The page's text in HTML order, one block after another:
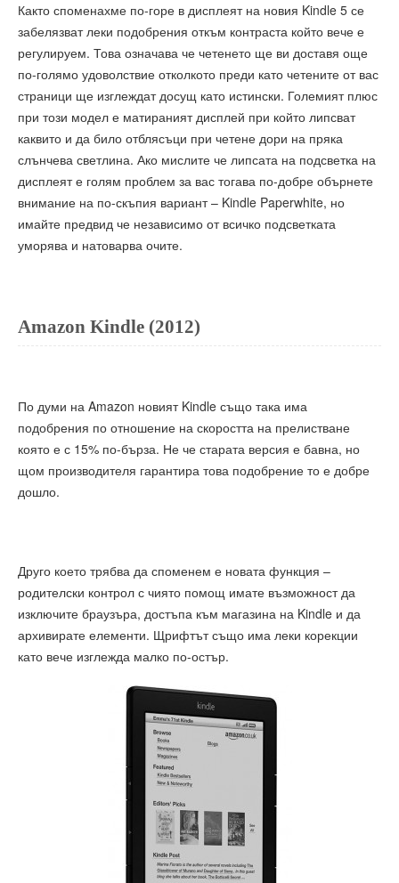
Както споменахме по-горе в дисплеят на новия Kindle 5 се
забелязват леки подобрения откъм контраста който вече е
регулируем. Това означава че четенето ще ви доставя още
по-голямо удоволствие отколкото преди като четените от вас
страници ще изглеждат досущ като истински. Големият плюс
при този модел е матираният дисплей при който липсват
каквито и да било отблясъци при четене дори на пряка
слънчева светлина. Ако мислите че липсата на подсветка на
дисплеят е голям проблем за вас тогава по-добре обърнете
внимание на по-скъпия вариант – Kindle Paperwhite, но
имайте предвид че независимо от всичко подсветката
уморява и натоварва очите.
Amazon Kindle (2012)
По думи на Amazon новият Kindle също така има
подобрения по отношение на скоростта на прелистване
която е с 15% по-бърза. Не че старата версия е бавна, но
щом производителя гарантира това подобрение то е добре
дошло.
Друго което трябва да споменем е новата функция –
родителски контрол с чиято помощ имате възможност да
изключите браузъра, достъпа към магазина на Kindle и да
архивирате елементи. Щрифтът също има леки корекции
като вече изглежда малко по-остър.